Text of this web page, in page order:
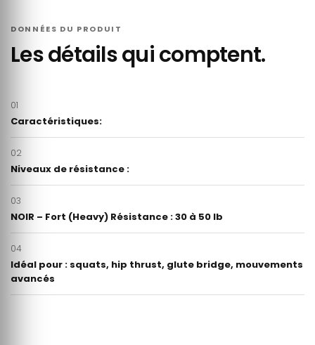
DONNÉES DU PRODUIT
Les détails qui comptent.
01
Caractéristiques:
02
Niveaux de résistance :
03
NOIR – Fort (Heavy) Résistance : 30 à 50 lb
04
Idéal pour : squats, hip thrust, glute bridge, mouvements
avancés